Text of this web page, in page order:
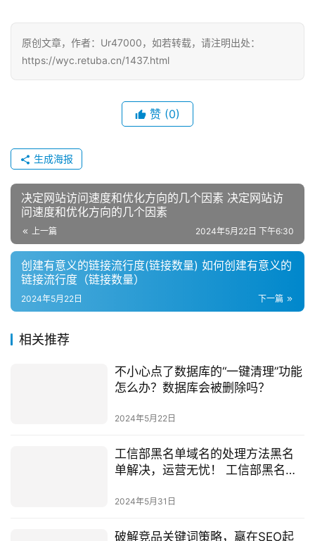
原创文章，作者：Ur47000，如若转载，请注明出处：
https://wyc.retuba.cn/1437.html
赞 (0)
生成海报
决定网站访问速度和优化方向的几个因素 决定网站访
问速度和优化方向的几个因素
上一篇 2024年5月22日 下午6:30
创建有意义的链接流行度(链接数量) 如何创建有意义的
链接流行度（链接数量）
下一篇
2024年5月22日
相关推荐
不小心点了数据库的“一键清理”功能
怎么办？数据库会被删除吗？
2024年5月22日
工信部黑名单域名的处理方法黑名
单解决，运营无忧！ 工信部黑名单
2024年5月31日
破解竞品关键词策略，赢在SEO起